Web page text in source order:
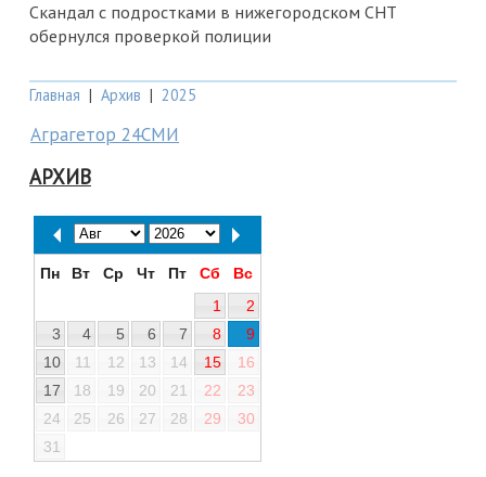
Скандал с подростками в нижегородском СНТ
обернулся проверкой полиции
Главная | Архив | 2025
Аграгетор 24СМИ
АРХИВ
Пн Вт Ср Чт Пт Сб
Вс
1
2
3
4 5 6 7 8
9
10
11 12 13 14 15
16
17
18 19 20 21 22
23
24
25 26 27 28 29
30
31